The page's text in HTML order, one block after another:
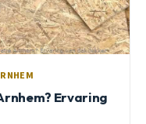
Ervaring